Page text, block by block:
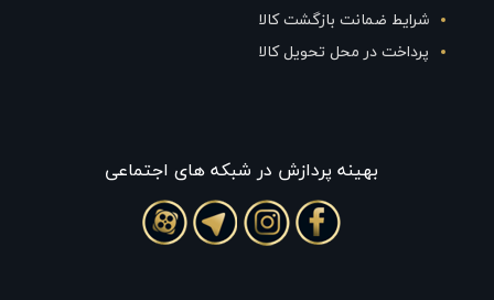
شرایط ضمانت بازگشت کالا
پرداخت در محل تحویل کالا
بهينه پردازش در شبکه های اجتماعی